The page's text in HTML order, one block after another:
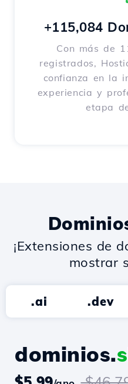
+115,084
Con más de
registrados,
confianza en la
experiencia y
etapa
¡Extensiones de
mostrar
.ai .dev
dominios.